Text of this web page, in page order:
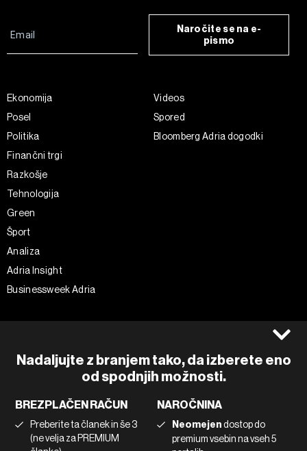
Nadaljujte z branjem tako, da izberete eno
od spodnjih možnosti.
BREZPLAČEN RAČUN
Preberite ta članek in še 3
(ne velja za PREMIUM
NAROČNINA
Neomejendostop do
premium vsebin na vseh 5
Naročite se na e-
pismo
Ekonomija
Posel
Politika
Finančni trgi
Razkošje
Tehnologija
Green
Šport
Analiza
Adria Insight
Businessweek Adria
Videos
Spored
Bloomberg Adria dogodki
Piškotki
Marketing
Uporaba umetne inteligence
Instagram
Linkedin
Tiktok